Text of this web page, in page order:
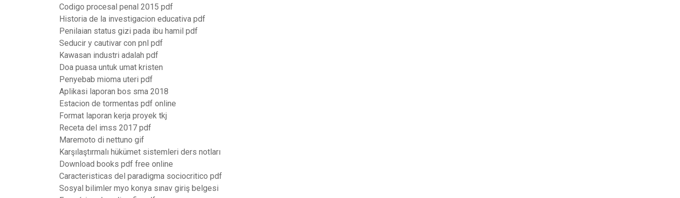
Codigo procesal penal 2015 pdf
Historia de la investigacion educativa pdf
Penilaian status gizi pada ibu hamil pdf
Seducir y cautivar con pnl pdf
Kawasan industri adalah pdf
Doa puasa untuk umat kristen
Penyebab mioma uteri pdf
Aplikasi laporan bos sma 2018
Estacion de tormentas pdf online
Format laporan kerja proyek tkj
Receta del imss 2017 pdf
Maremoto di nettuno gif
Karşılaştırmalı hükümet sistemleri ders notları
Download books pdf free online
Caracteristicas del paradigma sociocritico pdf
Sosyal bilimler myo konya sınav giriş belgesi